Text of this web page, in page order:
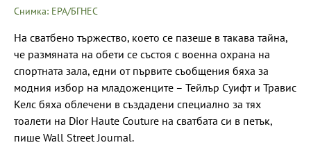
Снимка: EPA/БГНЕС
На сватбено тържество, което се пазеше в такава тайна,
че размяната на обети се състоя с военна охрана на
спортната зала, едни от първите съобщения бяха за
модния избор на младоженците – Тейлър Суифт и Травис
Келс бяха облечени в създадени специално за тях
тоалети на Dior Haute Couture на сватбата си в петък,
пише Wall Street Journal.